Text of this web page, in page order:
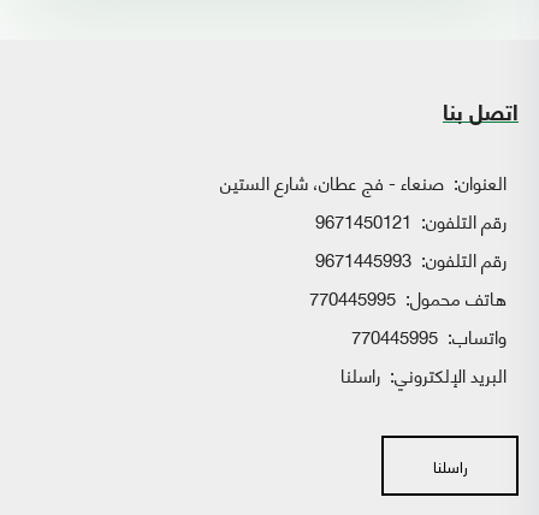
اتصل بنا
العنوان: صنعاء - فج عطان، شارع الستين
رقم التلفون: 9671450121
رقم التلفون: 9671445993
هاتف محمول: 770445995
واتساب:
البريد الإلكتروني: راسلنا
راسلنا